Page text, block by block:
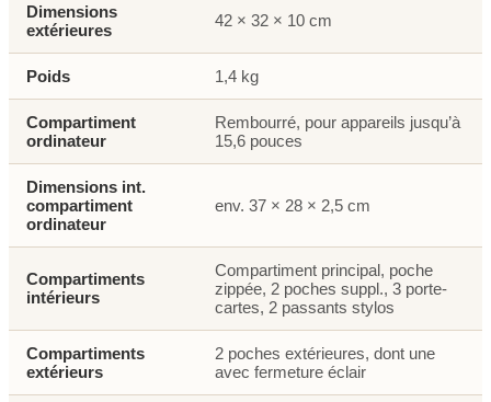
Dimensions
extérieures
42 × 32 × 10 cm
Poids 1,4 kg
Compartiment
ordinateur
Rembourré, pour appareils jusqu’à
15,6 pouces
Dimensions int.
compartiment
ordinateur
env. 37 × 28 × 2,5 cm
Compartiments
intérieurs
Compartiment principal, poche
zippée, 2 poches suppl., 3 porte-
cartes, 2 passants stylos
Compartiments
extérieurs
2 poches extérieures, dont une
avec fermeture éclair